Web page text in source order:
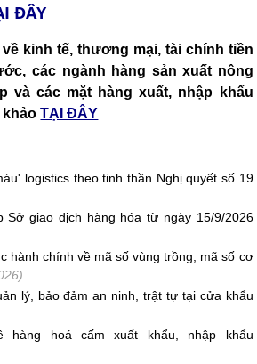
ĐÂY
kinh tế, thương mại, tài chính tiền
các ngành hàng sản xuất nông
và các mặt hàng xuất, nhập khẩu
khảoTẠI ĐÂY
logistics theo tinh thần Nghị quyết số 19
Sở giao dịch hàng hóa từ ngày 15/9/2026
hành chính về mã số vùng trồng, mã số cơ
lý, bảo đảm an ninh, trật tự tại cửa khẩu
hàng hoá cấm xuất khẩu, nhập khẩu